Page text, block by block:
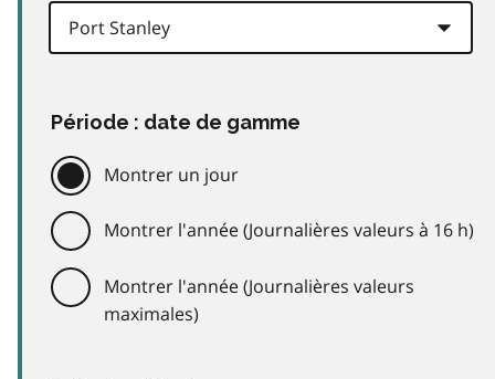
Période : date de gamme
Montrer un jour
Montrer l'année (Journalières valeurs à 16 h)
Montrer l'année (Journalières valeurs
maximales)